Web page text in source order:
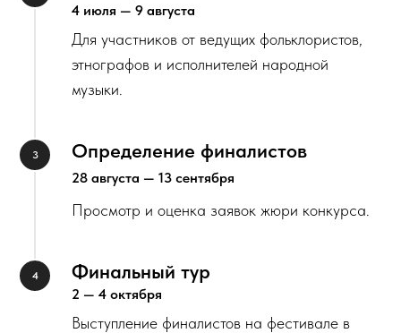
4 июля — 9 августа
Для участников от ведущих фольклористов,
этнографов и исполнителей народной
музыки.
Определение финалистов
28 августа — 13 сентября
Просмотр и оценка заявок жюри конкурса.
Финальный тур
2 — 4 октября
Выступление финалистов на фестивале в